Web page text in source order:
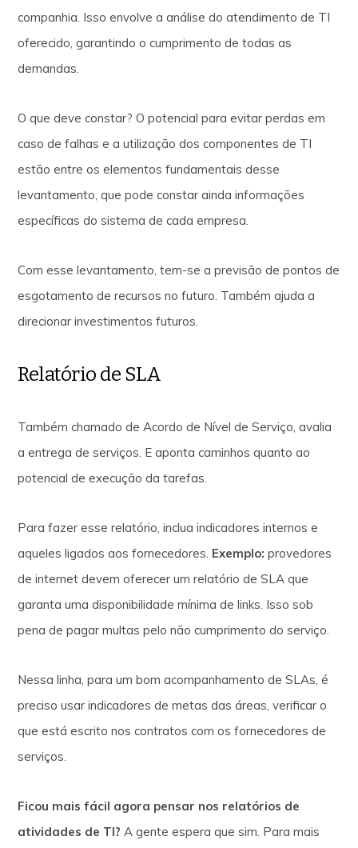
companhia. Isso envolve a análise do atendimento de TI
oferecido, garantindo o cumprimento de todas as
demandas.
O que deve constar? O potencial para evitar perdas em
caso de falhas e a utilização dos componentes de TI
estão entre os elementos fundamentais desse
levantamento, que pode constar ainda informações
específicas do sistema de cada empresa.
Com esse levantamento, tem-se a previsão de pontos de
esgotamento de recursos no futuro. Também ajuda a
direcionar investimentos futuros.
Relatório de SLA
Também chamado de Acordo de Nível de Serviço, avalia
a entrega de serviços. E aponta caminhos quanto ao
potencial de execução da tarefas.
Para fazer esse relatório, inclua indicadores internos e
aqueles ligados aos fornecedores. Exemplo: provedores
de internet devem oferecer um relatório de SLA que
garanta uma disponibilidade mínima de links. Isso sob
pena de pagar multas pelo não cumprimento do serviço.
Nessa linha, para um bom acompanhamento de SLAs, é
preciso usar indicadores de metas das áreas, verificar o
que está escrito nos contratos com os fornecedores de
serviços.
Ficou mais fácil agora pensar nos relatórios de
atividades de TI? A gente espera que sim. Para mais